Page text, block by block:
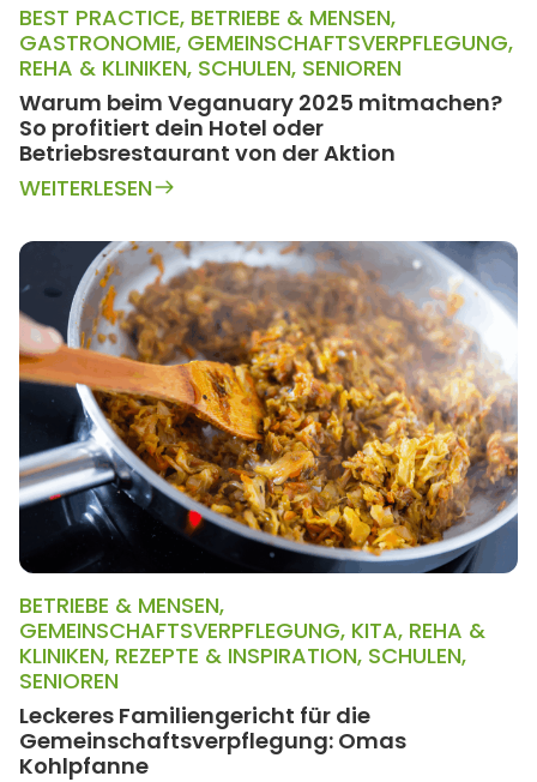
BEST PRACTICE, BETRIEBE & MENSEN,
GASTRONOMIE, GEMEINSCHAFTSVERPFLEGUNG,
REHA & KLINIKEN, SCHULEN, SENIOREN
Warum beim Veganuary 2025 mitmachen?
So profitiert dein Hotel oder
Betriebsrestaurant von der Aktion
WEITERLESEN
BETRIEBE & MENSEN,
GEMEINSCHAFTSVERPFLEGUNG, KITA, REHA &
KLINIKEN, REZEPTE & INSPIRATION, SCHULEN,
SENIOREN
Leckeres Familiengericht für die
Gemeinschaftsverpflegung: Omas
Kohlpfanne